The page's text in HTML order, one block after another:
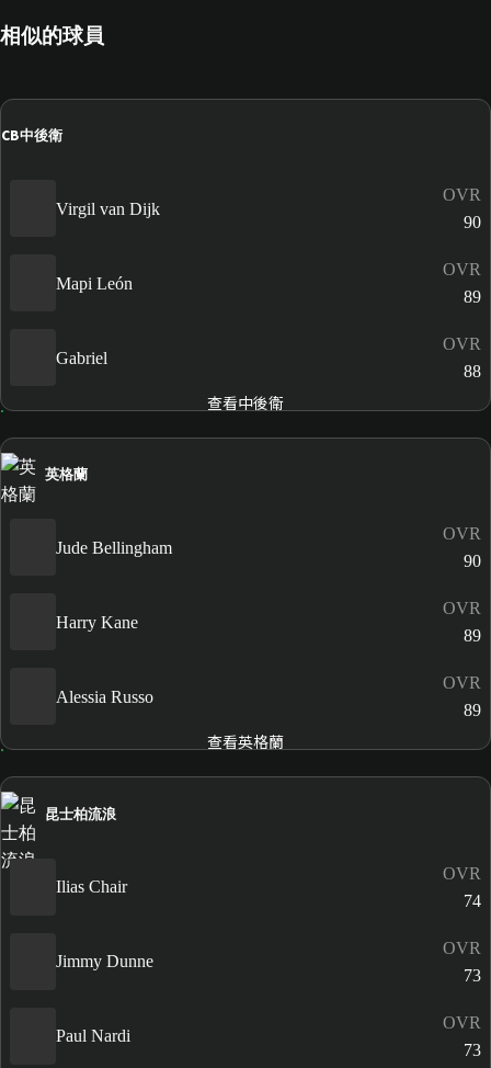
相似的球員
CB中後衛
Virgil van Dijk
OVR
90
Mapi León
OVR
89
Gabriel
OVR
88
查看中後衛
英格蘭
Jude Bellingham
OVR
90
Harry Kane
OVR
89
Alessia Russo
OVR
89
查看英格蘭
昆士柏流浪
Ilias Chair
OVR
74
Jimmy Dunne
OVR
73
Paul Nardi
OVR
73